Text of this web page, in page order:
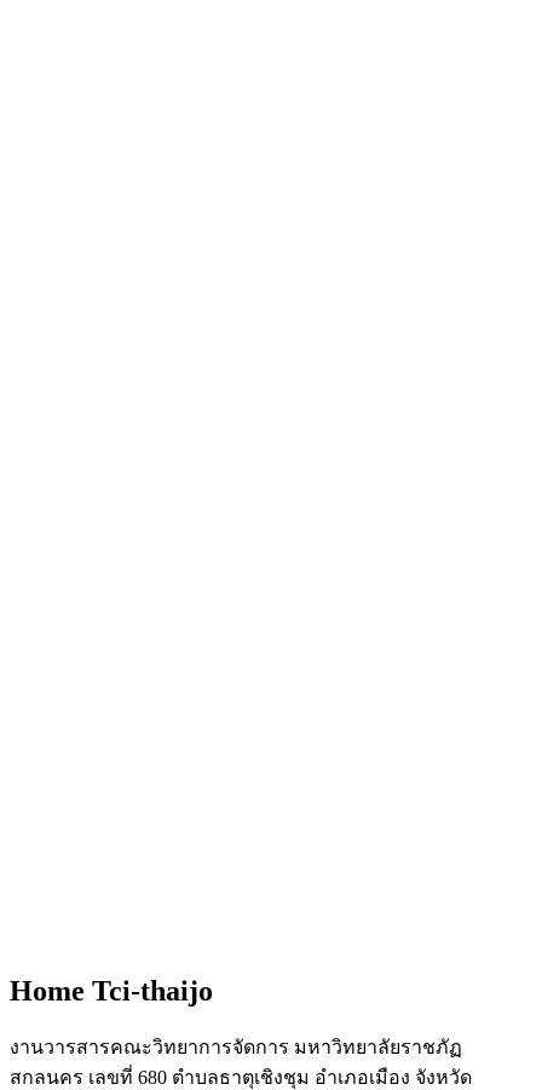
Home Tci-thaijo
งานวารสารคณะวิทยาการจัดการ มหาวิทยาลัยราชภัฏ
สกลนคร เลขที่ 680 ตำบลธาตุเชิงชุม อำเภอเมือง จังหวัด